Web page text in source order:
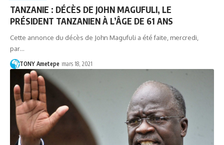
TANZANIE : DÉCÈS DE JOHN MAGUFULI, LE
PRÉSIDENT TANZANIEN À L’ÂGE DE 61 ANS
Cette annonce du décès de John Magufuli a été faite, mercredi,
par…
TONY Ametepe mars 18, 2021